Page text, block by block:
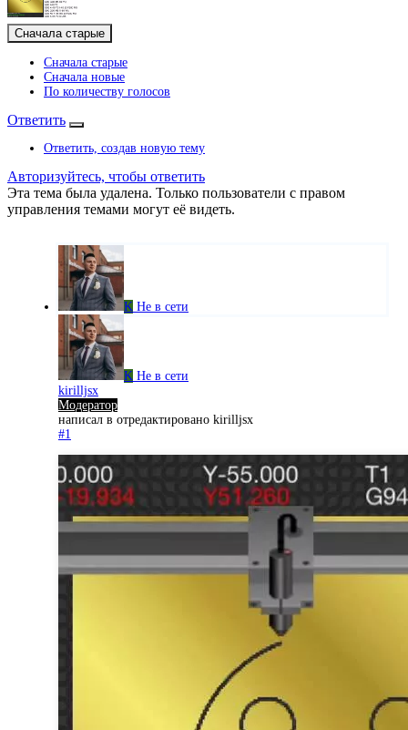
Сначала старые
Сначала старые
Сначала новые
По количеству голосов
Ответить
Ответить, создав новую тему
Авторизуйтесь, чтобы ответить
Эта тема была удалена. Только пользователи с правом
управления темами могут её видеть.
K Не в сети
K Не в сети
kirilljsx
Модератор
написал в отредактировано kirilljsx
#1